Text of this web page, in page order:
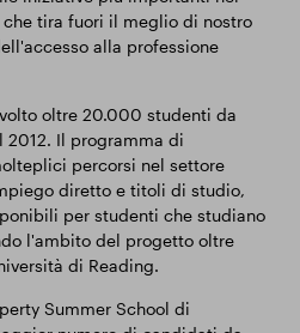
tira fuori il meglio di nostro
alla professione
oltre 20.000 studenti da
2012. Il programma di
percorsi nel settore
diretto e titoli di studio,
per studenti che studiano
l'ambito del progetto oltre
di Reading.
Summer School di